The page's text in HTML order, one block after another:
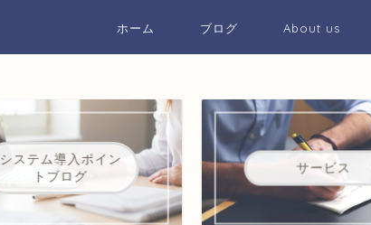
ホーム ブログ About us
システム導入ポイン
トブログ
サービス